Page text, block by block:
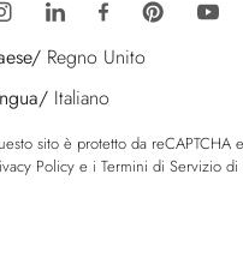
Regno Unito
Italiano
sito è protetto da reCAPTCHA
Policy e i Termini di Servizio di